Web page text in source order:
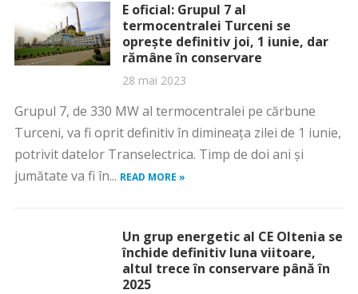
E oficial: Grupul 7 al
termocentralei Turceni se
oprește definitiv joi, 1 iunie, dar
rămâne în conservare
28 mai 2023
Grupul 7, de 330 MW al termocentralei pe cărbune
Turceni, va fi oprit definitiv în dimineața zilei de 1 iunie,
potrivit datelor Transelectrica. Timp de doi ani și
jumătate va fi în... READ MORE »
Un grup energetic al CE Oltenia se
închide definitiv luna viitoare,
altul trece în conservare până în
2025